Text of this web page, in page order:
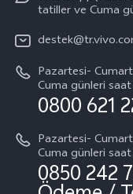
vivo X200 FE
Tüm Modeller
Yedek Parçaların Fiyatı
Sistem Güncellemesi
Başlangıç ve
Garanti Politikamız
Müşteri Hizmetleri
Basın
Yasal Bildirimler
Hakkımızda
Sürdürülebilirlik
vivo Gizlilik Merkezi
tatiller ve Cuma
Pazartesi-
Cuma günleri
0800 621
Pazartesi-
Cuma günleri
0850 242